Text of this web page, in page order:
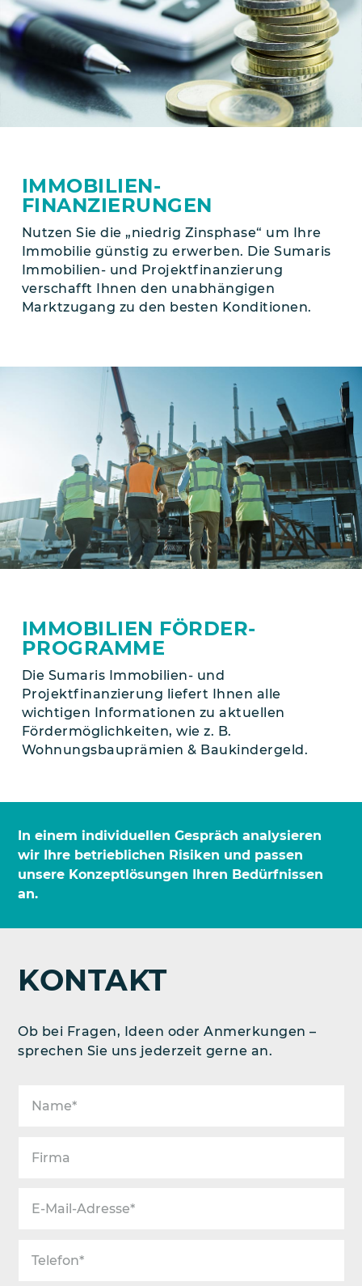
IMMOBILIEN­
FINANZIERUNGEN
Nutzen Sie die „niedrig Zinsphase“ um Ihre
Immobilie günstig zu erwerben. Die Sumaris
Immobilien- und Projektfinanzierung
verschafft Ihnen den unabhängigen
Marktzugang zu den besten Konditionen.
IMMOBILIEN FÖRDER­
PROGRAMME
Die Sumaris Immobilien- und
Projektfinanzierung liefert Ihnen alle
wichtigen Informationen zu aktuellen
Förder­möglichkeiten, wie z. B.
Wohnungsbau­prämien & Baukindergeld.
In einem individuellen Gespräch analysieren
wir Ihre betrieblichen Risiken und passen
unsere Konzeptlösungen Ihren Bedürfnissen
an.
KONTAKT
Ob bei Fragen, Ideen oder Anmerkungen –
sprechen Sie uns jederzeit gerne an.